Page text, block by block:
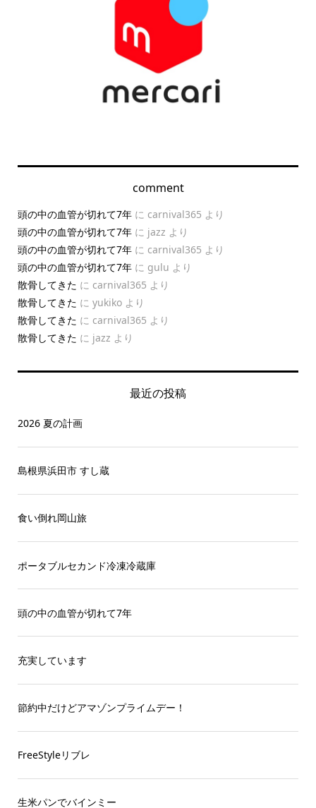
comment
頭の中の血管が切れて7年に carnival365 より
頭の中の血管が切れて7年に jazz より
頭の中の血管が切れて7年に carnival365 より
頭の中の血管が切れて7年に gulu より
散骨してきた に carnival365 より
散骨してきた に yukikoより
散骨してきた に carnival365 より
散骨してきた に jazz より
最近の投稿
2026 夏の計画
島根県浜田市 すし蔵
食い倒れ岡山旅
ポータブルセカンド冷凍冷蔵庫
頭の中の血管が切れて7年
充実しています
節約中だけどアマゾンプライムデー！
FreeStyleリブレ
生米パンでバインミー